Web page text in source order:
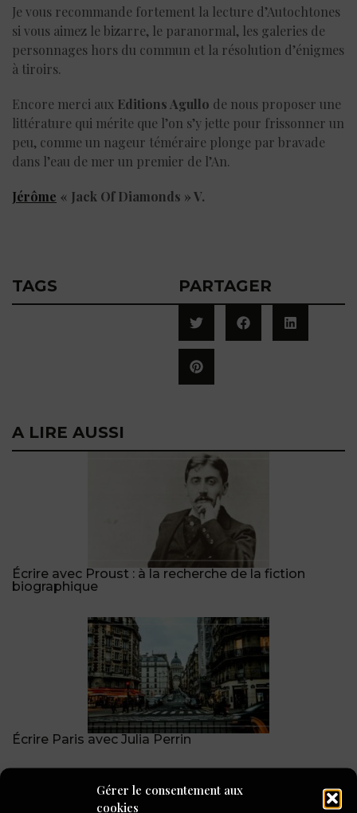
Gérer le consentement aux
cookies
Je vous recommande fortement la lecture d’Autochtones
si vous aimez le bizarre, le paranormal, les galeries de
personnages hors du commun et la résolution d’énigmes
à tiroirs.
Encore merci aux Editions Agullo de nous proposer une
littérature qui mérite que l’on s’y jette pour frissonner un
peu, comme un nageur téméraire plonge par bravade
dans l’eau de mer un premier de l’An.
Jérôme « Jack Of Diamonds » V.
TAGS PARTAGER
A LIRE AUSSI
Écrire avec Proust : à la recherche de la fiction
biographique
Écrire Paris avec Julia Perrin